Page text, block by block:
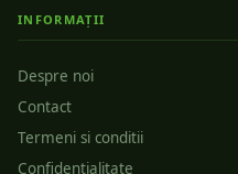
INFORMAȚII
Despre noi
Contact
Termeni si conditii
Confidentialitate